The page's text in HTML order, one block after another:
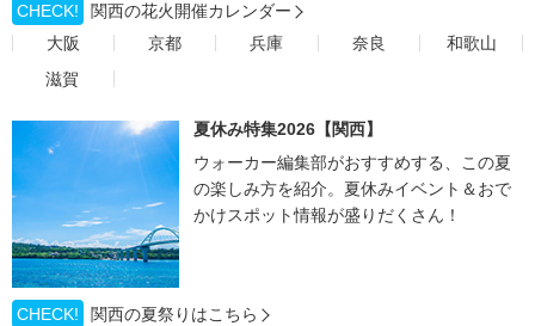
CHECK!
関西の花火開催カレンダー
大阪
京都 兵庫 奈良
和歌山
滋賀
夏休み特集2026【関西】
ウォーカー編集部がおすすめする、この夏
の楽しみ方を紹介。夏休みイベント＆おで
かけスポット情報が盛りだくさん！
CHECK!
関西の夏祭りはこちら